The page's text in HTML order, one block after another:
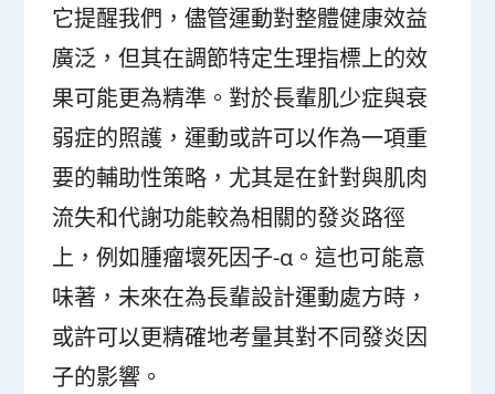
它提醒我們，儘管運動對整體健康效益
廣泛，但其在調節特定生理指標上的效
果可能更為精準。對於長輩肌少症與衰
弱症的照護，運動或許可以作為一項重
要的輔助性策略，尤其是在針對與肌肉
流失和代謝功能較為相關的發炎路徑
上，例如腫瘤壞死因子-α。這也可能意
味著，未來在為長輩設計運動處方時，
或許可以更精確地考量其對不同發炎因
子的影響。